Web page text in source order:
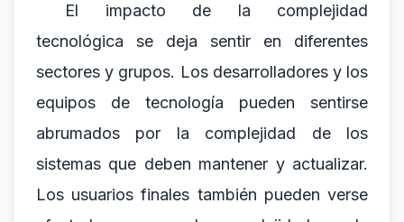
El impacto de la complejidad
tecnológica se deja sentir en diferentes
sectores y grupos. Los desarrolladores y los
equipos de tecnología pueden sentirse
abrumados por la complejidad de los
sistemas que deben mantener y actualizar.
Los usuarios finales también pueden verse